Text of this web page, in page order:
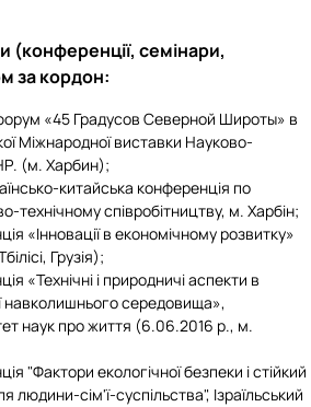
(конференції, семінари,
за кордон:
«45 Градусов Северной Широты» в
Міжнародної виставки Науково-
(м. Харбин);
китайська конференція по
технічному співробітництву, м. Харбін;
«Інновації в економічному розвитку»
Грузія);
«Технічні і природничі аспекти в
навколишнього середовища»,
наук про життя (6.06.2016 р., м.
"Фактори екологічної безпеки і стійкий
людини-сім'ї-суспільства", Ізраїльський